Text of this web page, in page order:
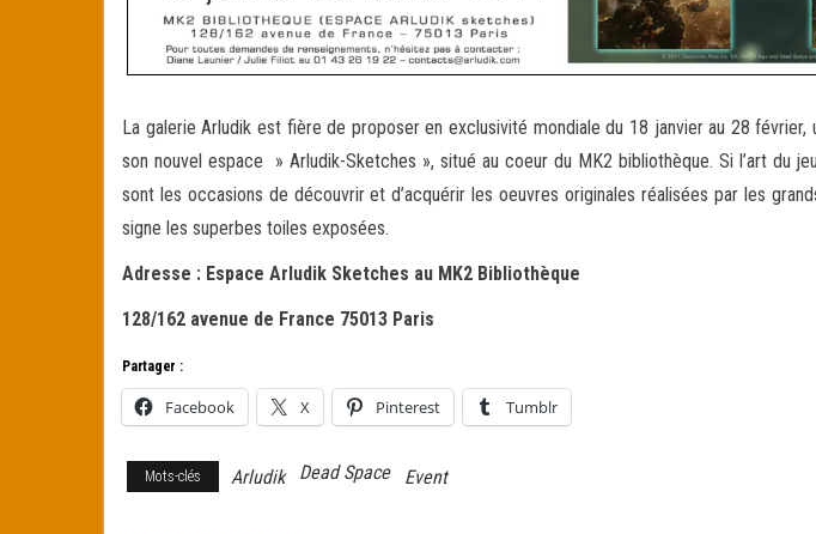
La galerie Arludik est fière de proposer en exclusivité mondiale du 18 janvier au 28
son nouvel espace » Arludik-Sketches », situé au coeur du MK2 bibliothèque. Si l’art du
sont les occasions de découvrir et d’acquérir les oeuvres originales réalisées par les
signe les superbes toiles exposées.
Adresse : Espace Arludik Sketches au MK2 Bibliothèque
128/162 avenue de France 75013 Paris
Partager :
Facebook X Pinterest Tumblr
Mots-clés Arludik Dead Space Event